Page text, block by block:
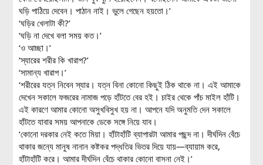
ঘড়ি পাঠিয়ে দেবেন। পাঠান নাই। ভুলে গেছেন হয়তো।’
‘ঘড়ির খেলাটা কী?’
‘ঘড়ি না দেখে বলা সময় কত।’
‘ও আচ্ছা।’
‘স্যারের শরীর কি খারাপ?’
‘সামান্য খারাপ।’
‘শরীরের যত্ন নিবেন স্যার। যত্ন বিনা কোনো কিছুই ঠিক থাকে না। এই আমাকে
দেখেন সকালে ফজরের নামাজ পড়ে হাঁটতে বের হই। চাইর থেকে পাঁচ মাইল হাঁটি।
এই কারণে আমার কোনো অসুখবিসুখ হয় না। আপনে যদি অনুমতি দেন সকালে
হাঁটতে যাবার সময় আপনাকে ডেকে সঙ্গে নিয়ে যাব।
‘কোনো দরকার নেই কতে মিয়া। হাঁটাহাঁটি ব্যাপারটা আমার পছন্দ না। দীর্ঘদিন বেঁচে
থাকার জন্যে মানুষ নানান কষ্টকর পদ্ধতির ভিতর দিয়ে যায়—ব্যায়াম করে,
হাঁটাহাঁটি করে। আমার দীর্ঘদিন বেঁচে থাকার কোনো বাসনা নেই।’